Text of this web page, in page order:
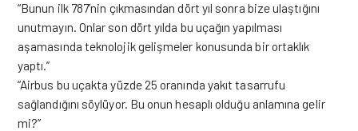
“Bunun ilk 787’nin çıkmasından dört yıl sonra bize ulaştığını
unutmayın. Onlar son dört yılda bu uçağın yapılması
aşamasında teknolojik gelişmeler konusunda bir ortaklık
yaptı.”
“Airbus bu uçakta yüzde 25 oranında yakıt tasarrufu
sağlandığını söylüyor. Bu onun hesaplı olduğu anlamına gelir
mi?”